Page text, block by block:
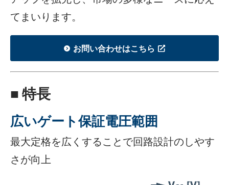
てまいります。
お問い合わせはこちら
■ 特長
広いゲート保証電圧範囲
最大定格を広くすることで回路設計のしやす
さが向上